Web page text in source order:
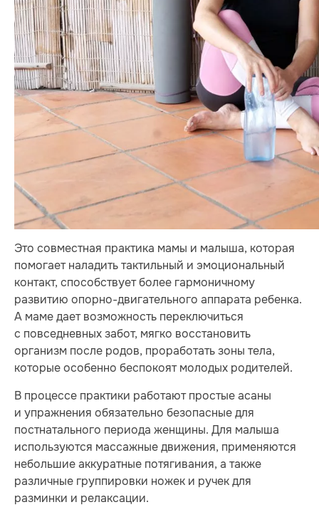
Это совместная практика мамы и малыша, которая
помогает наладить тактильный и эмоциональный
контакт, способствует более гармоничному
развитию опорно-двигательного аппарата ребенка.
А маме дает возможность переключиться
с повседневных забот, мягко восстановить
организм после родов, проработать зоны тела,
которые особенно беспокоят молодых родителей.
В процессе практики работают простые асаны
и упражнения обязательно безопасные для
постнатального периода женщины. Для малыша
используются массажные движения, применяются
небольшие аккуратные потягивания, а также
различные группировки ножек и ручек для
разминки и релаксации.